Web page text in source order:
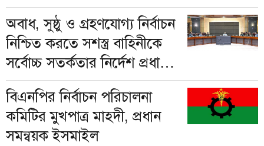
অবাধ, সুষ্ঠু ও গ্রহণযোগ্য নির্বাচন
নিশ্চিত করতে সশস্ত্র বাহিনীকে
সর্বোচ্চ সতর্কতার নির্দেশ প্রধান
উপদেষ্টার
বিএনপির নির্বাচন পরিচালনা
কমিটির মুখপাত্র মাহদী, প্রধান
সমন্বয়ক ইসমাইল